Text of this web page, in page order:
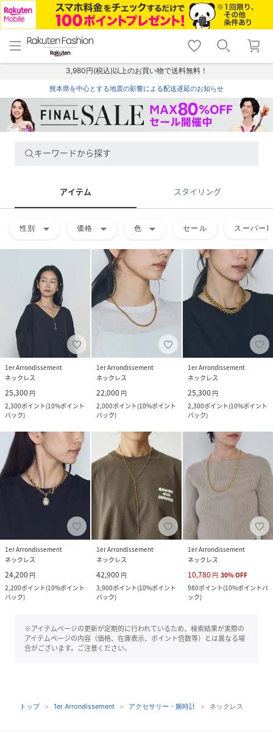
menu home
トップ
shopping_cart lock_outline
ログイン
3,980円(税込)以上のお買い物で送料無料！
熊本県を中心とする地震の影響による配送遅延のお知らせ
キーワードから探す
アイテム スタイリング
性別 arrow_drop_down 価格 arrow_drop_down 色 arrow_drop_down セール スーパー
1er Arrondissement
ネックレス
25,300 円
2,300ポイント(10%ポイント
バック)
1er Arrondissement
ネックレス
22,000 円
2,000ポイント(10%ポイント
バック)
1er Arrondissement
ネックレス
25,300 円
2,300ポイント(10%ポイント
バック)
1er Arrondissement
ネックレス
24,200 円
2,200ポイント(10%ポイント
バック)
1er Arrondissement
ネックレス
42,900 円
3,900ポイント(10%ポイント
バック)
1er Arrondissement
ネックレス
10,780 円 30%OFF
980ポイント(10%ポイントバ
ック)
※アイテムページの更新が定期的に行われているため、検索結果が実際の
アイテムページの内容（価格、在庫表示、ポイント倍数等）とは異なる場
合がございます。ご注意ください。
トップ 1er Arrondissement アクセサリー・腕時計 ネックレス